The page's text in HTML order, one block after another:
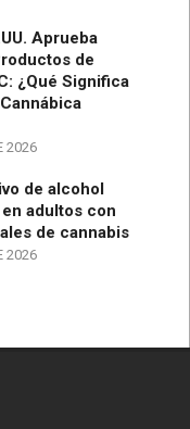
Aprueba
de
¿Qué Significa
2026
de alcohol
adultos con
de cannabis
2026